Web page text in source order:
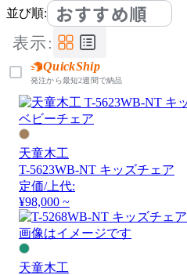
並び順: おすすめ順
表示:
QuickShip
発注から最短2週間で納品
天童木工
T-5623WB-NT キッズチェア
定価/上代:
¥98,000 ~
画像はイメージです
天童木工